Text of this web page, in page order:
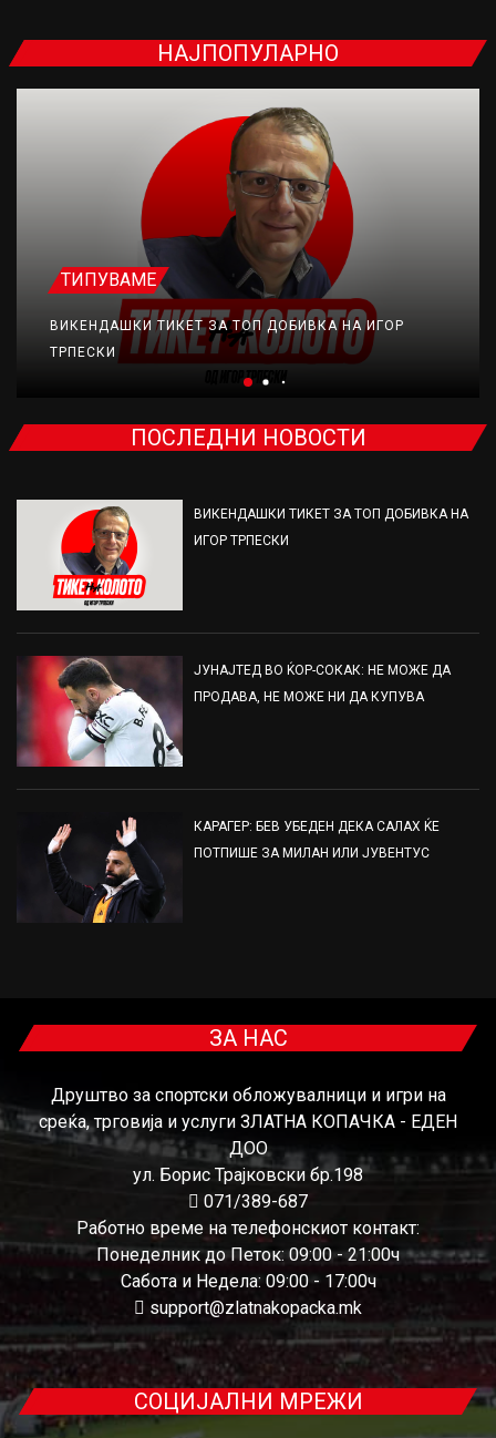
НАЈПОПУЛАРНО
ТИПУВАМЕ
ВИКЕНДАШКИ ТИКЕТ ЗА ТОП ДОБИВКА НА ИГОР
ТРПЕСКИ
ПОСЛЕДНИ НОВОСТИ
ВИКЕНДАШКИ ТИКЕТ ЗА ТОП ДОБИВКА НА
ИГОР ТРПЕСКИ
ЈУНАЈТЕД ВО ЌОР-СОКАК: НЕ МОЖЕ ДА
ПРОДАВА, НЕ МОЖЕ НИ ДА КУПУВА
КАРАГЕР: БЕВ УБЕДЕН ДЕКА САЛАХ ЌЕ
ПОТПИШЕ ЗА МИЛАН ИЛИ ЈУВЕНТУС
ЗА НАС
Друштво за спортски обложувалници и игри на
среќа, трговија и услуги ЗЛАТНА КОПАЧКА - ЕДЕН
ДОО
ул. Борис Трајковски бр.198
071/389-687
Работно време на телефонскиот контакт:
Понеделник до Петок: 09:00 - 21:00ч
Сабота и Недела: 09:00 - 17:00ч
support@zlatnakopacka.mk
СОЦИЈАЛНИ МРЕЖИ